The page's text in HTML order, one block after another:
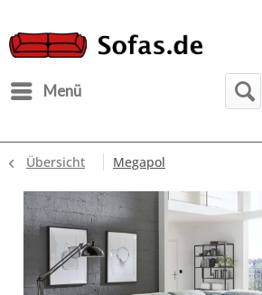
Menü
Übersicht Megapol